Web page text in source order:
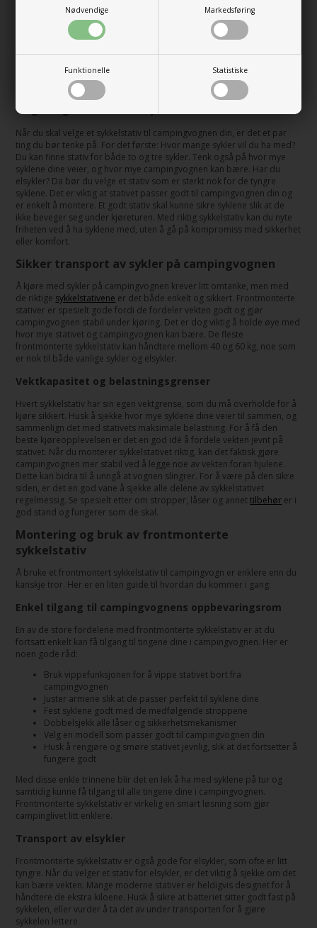
Nødvendige Markedsføring
Funktionelle Statistiske
campingvognen din. For det første er de superenkle å bruke. Du kan
raskt laste syklene av og på, noe som gjør spontane sykkelturer til en
lek. Dessuten bidrar de til å fordele vekten jevnt på campingvognen,
slik at kjøreturen blir mer stabil og komfortabel. Mange modeller kan til
oppbevaringsrom. Det beste er at de ikke gjør campingvognen lengre,
slik at du fortsatt kan manøvrere lett og ubesværet.
Velg riktig frontmontert sykkelstativ
Når du skal velge et sykkelstativ til campingvognen din, er det et par
ting du bør tenke på. For det første: Hvor mange sykler vil du ha med?
Du kan finne stativ for både to og tre sykler. Tenk også på hvor mye
syklene dine veier, og hvor mye campingvognen kan bære. Har du
elsykler? Da bør du velge et stativ som er sterkt nok for de tyngre
syklene. Det er viktig at stativet passer godt til campingvognen din og
er enkelt å montere. Et godt stativ skal kunne sikre syklene slik at de
ikke beveger seg under kjøreturen. Med riktig sykkelstativ kan du nyte
friheten ved å ha syklene med, uten å gå på kompromiss med sikkerhet
eller komfort.
Sikker transport av sykler på campingvognen
Å kjøre med sykler på campingvognen krever litt omtanke, men med
de riktige sykkelstativene er det både enkelt og sikkert. Frontmonterte
stativer er spesielt gode fordi de fordeler vekten godt og gjør
campingvognen stabil under kjøring. Det er dog viktig å holde øye med
hvor mye stativet og campingvognen kan bære. De fleste
frontmonterte sykkelstativ kan håndtere mellom 40 og 60 kg, noe som
er nok til både vanlige sykler og elsykler.
Vektkapasitet og belastningsgrenser
Hvert sykkelstativ har sin egen vektgrense, som du må overholde for å
kjøre sikkert. Husk å sjekke hvor mye syklene dine veier til sammen, og
sammenlign det med stativets maksimale belastning. For å få den
beste kjøreopplevelsen er det en god idé å fordele vekten jevnt på
stativet. Når du monterer sykkelstativet riktig, kan det faktisk gjøre
campingvognen mer stabil ved å legge noe av vekten foran hjulene.
Dette kan bidra til å unngå at vognen slingrer. For å være på den sikre
siden, er det en god vane å sjekke alle delene av sykkelstativet
regelmessig. Se spesielt etter om stropper, låser og annettilbehør er i
god stand og fungerer som de skal.
Montering og bruk av frontmonterte
sykkelstativ
Å bruke et frontmontert sykkelstativ til campingvogn er enklere enn du
kanskje tror. Her er en liten guide til hvordan du kommer i gang:
Enkel tilgang til campingvognens oppbevaringsrom
En av de store fordelene med frontmonterte sykkelstativ er at du
fortsatt enkelt kan få tilgang til tingene dine i campingvognen. Her er
noen gode råd:
Bruk vippefunksjonen for å vippe stativet bort fra
campingvognen
Juster armene slik at de passer perfekt til syklene dine
Fest syklene godt med de medfølgende stroppene
Dobbelsjekk alle låser og sikkerhetsmekanismer
Velg en modell som passer godt til campingvognen din
Husk å rengjøre og smøre stativet jevnlig, slik at det fortsetter å
fungere godt
Med disse enkle trinnene blir det en lek å ha med syklene på tur og
samtidig kunne få tilgang til alle tingene dine i campingvognen.
Frontmonterte sykkelstativ er virkelig en smart løsning som gjør
campinglivet litt enklere.
Transport av elsykler
Frontmonterte sykkelstativ er også gode for elsykler, som ofte er litt
tyngre. Når du velger et stativ for elsykler, er det viktig å sjekke om det
kan bære vekten. Mange moderne stativer er heldigvis designet for å
håndtere de ekstra kiloene. Husk å sikre at batteriet sitter godt fast på
sykkelen, eller vurder å ta det av under transporten for å gjøre
sykkelen lettere.